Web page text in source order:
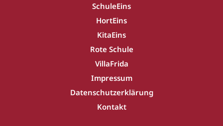
SchuleEins
HortEins
KitaEins
Rote Schule
VillaFrida
Impressum
Datenschutzerklärung
Kontakt